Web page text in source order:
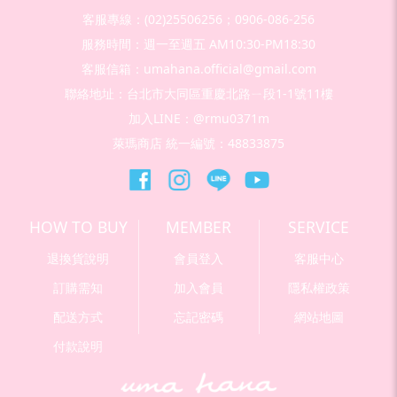
客服專線：(02)25506256；0906-086-256
服務時間：週一至週五 AM10:30-PM18:30
客服信箱：umahana.official@gmail.com
聯絡地址：台北市大同區重慶北路ㄧ段1-1號11樓
加入LINE：@rmu0371m
萊瑪商店 統一編號：48833875
HOW TO BUY
退換貨說明
訂購需知
配送方式
付款說明
MEMBER
會員登入
加入會員
忘記密碼
SERVICE
客服中心
隱私權政策
網站地圖